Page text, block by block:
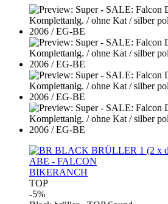
BIKERANCH
TOP
-5%